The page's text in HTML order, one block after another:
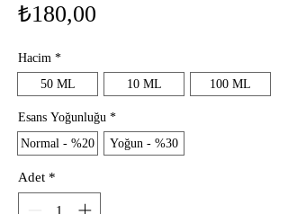
₺180,00
Hacim *
50 ML
10 ML 100 ML
Esans Yoğunluğu *
Normal - %20
Yoğun - %30
Adet *